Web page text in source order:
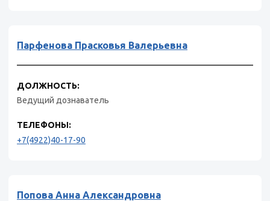
Парфенова Прасковья Валерьевна
ДОЛЖНОСТЬ:
Ведущий дознаватель
ТЕЛЕФОНЫ:
+7(4922)40-17-90
Попова Анна Александровна